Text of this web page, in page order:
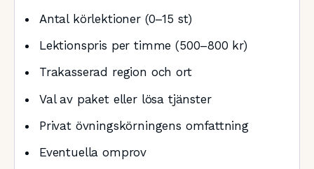
Antal körlektioner (0–15 st)
Lektionspris per timme (500–800 kr)
Trakasserad region och ort
Val av paket eller lösa tjänster
Privat övningskörningens omfattning
Eventuella omprov